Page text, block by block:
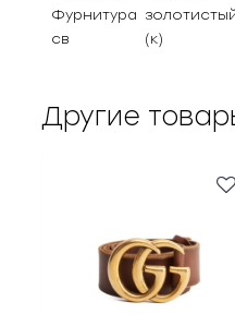
Фурнитура
св
(к)
Другие